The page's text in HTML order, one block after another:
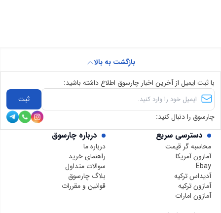
دسترسی سریع
محاسبه گر قیمت
آمازون آمریکا
Ebay
آدیداس ترکیه
آمازون ترکیه
آمازون امارات
درباره چارسوق
درباره ما
راهنمای خرید
سوالات متداول
بلاگ چارسوق
قوانین و مقررات
بازگشت به بالا
با ثبت ایمیل از آخرین اخبار چارسوق اطلاع داشته باشید:
ثبت
چارسوق را دنبال کنید: